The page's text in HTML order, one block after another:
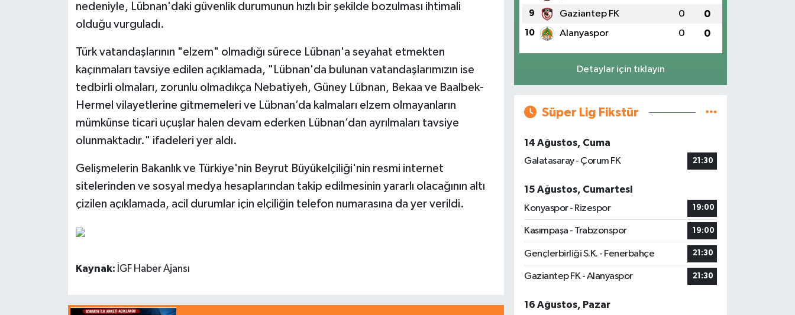
nedeniyle, Lübnan'daki güvenlik durumunun hızlı bir şekilde bozulması ihtimali
olduğu vurguladı.
Türk vatandaşlarının "elzem" olmadığı sürece Lübnan'a seyahat etmekten
kaçınmaları tavsiye edilen açıklamada, "Lübnan'da bulunan vatandaşlarımızın ise
tedbirli olmaları, zorunlu olmadıkça Nebatiyeh, Güney Lübnan, Bekaa ve Baalbek-
Hermel vilayetlerine gitmemeleri ve Lübnan’da kalmaları elzem olmayanların
mümkünse ticari uçuşlar halen devam ederken Lübnan’dan ayrılmaları tavsiye
olunmaktadır." ifadeleri yer aldı.
Gelişmelerin Bakanlık ve Türkiye'nin Beyrut Büyükelçiliği'nin resmi internet
sitelerinden ve sosyal medya hesaplarından takip edilmesinin yararlı olacağının altı
çizilen açıklamada, acil durumlar için elçiliğin telefon numarasına da yer verildi.
Kaynak: İGF Haber Ajansı
9 Gaziantep FK 0 0
10 Alanyaspor 0 0
Detaylar için tıklayın
Süper Lig Fikstür
14 Ağustos, Cuma
Galatasaray - Çorum FK
21:30
15 Ağustos, Cumartesi
Konyaspor - Rizespor
19:00
Kasımpaşa - Trabzonspor 19:00
Gençlerbirliği S.K. - Fenerbahçe 21:30
Gaziantep FK - Alanyaspor 21:30
16 Ağustos, Pazar